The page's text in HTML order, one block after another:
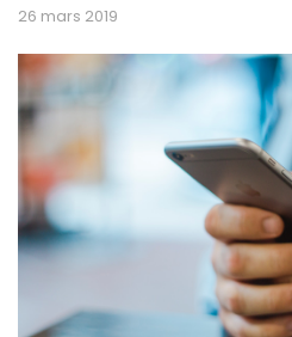
26 mars 2019